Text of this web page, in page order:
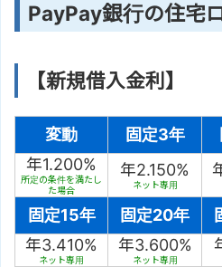
PayPay銀行の住宅
【新規借入金利】
変動 固定3年
年1.200%
所定の条件を満たし
た場合
年2.150%
ネット専用
固定15年 固定20年
年3.410%
ネット専用
年3.600%
ネット専用